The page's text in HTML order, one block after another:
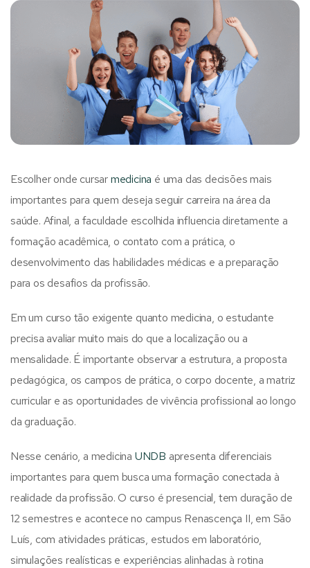
Escolher onde cursarmedicina é uma das decisões mais
importantes para quem deseja seguir carreira na área da
saúde. Afinal, a faculdade escolhida influencia diretamente a
formação acadêmica, o contato com a prática, o
desenvolvimento das habilidades médicas e a preparação
para os desafios da profissão.
Em um curso tão exigente quanto medicina, o estudante
precisa avaliar muito mais do que a localização ou a
mensalidade. É importante observar a estrutura, a proposta
pedagógica, os campos de prática, o corpo docente, a matriz
curricular e as oportunidades de vivência profissional ao longo
da graduação.
Nesse cenário, a medicina UNDB apresenta diferenciais
importantes para quem busca uma formação conectada à
realidade da profissão. O curso é presencial, tem duração de
12 semestres e acontece no campus Renascença II, em São
Luís, com atividades práticas, estudos em laboratório,
simulações realísticas e experiências alinhadas à rotina